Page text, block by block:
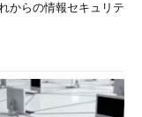
からの情報セキュリテ